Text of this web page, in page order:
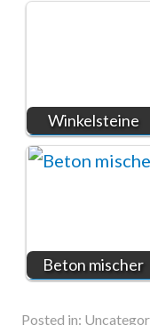
Winkelsteine
Beton mischer
Posted in: